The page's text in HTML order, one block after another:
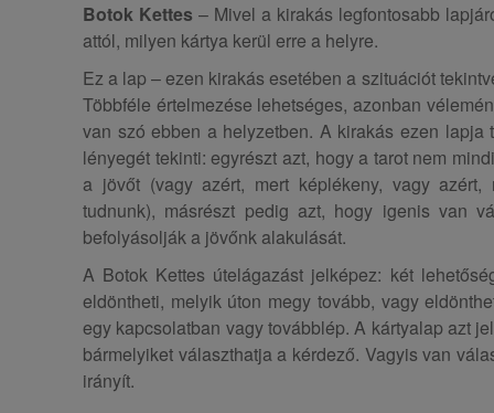
Botok Kettes – Mivel a kirakás legfontosabb
attól, milyen kártya kerül erre a helyre.
Ez a lap – ezen kirakás esetében a szituációt
Többféle értelmezése lehetséges, azonban
van szó ebben a helyzetben. A kirakás ezen lapja
lényegét tekinti: egyrészt azt, hogy a tarot nem
a jövőt (vagy azért, mert képlékeny, vagy
tudnunk), másrészt pedig azt, hogy igenis van
befolyásolják a jövőnk alakulását.
A Botok Kettes útelágazást jelképez: két
eldöntheti, melyik úton megy tovább, vagy
egy kapcsolatban vagy továbblép. A kártyalap azt
bármelyiket választhatja a kérdező. Vagyis van
irányít.